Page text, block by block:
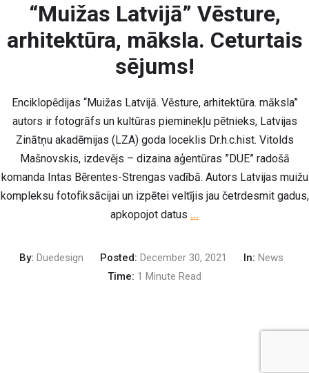
“Muižas Latvijā” Vēsture,
arhitektūra, māksla. Ceturtais
sējums!
Enciklopēdijas “Muižas Latvijā. Vēsture, arhitektūra. māksla”
autors ir fotogrāfs un kultūras pieminekļu pētnieks, Latvijas
Zinātņu akadēmijas (LZA) goda loceklis Dr.h.c.hist. Vitolds
Mašnovskis, izdevējs – dizaina aģentūras ”DUE” radošā
komanda Intas Bērentes-Strengas vadībā. Autors Latvijas muižu
kompleksu fotofiksācijai un izpētei veltījis jau četrdesmit gadus,
apkopojot datus …
By: Duedesign Posted: December 30, 2021 In: News
Time: 1 Minute Read